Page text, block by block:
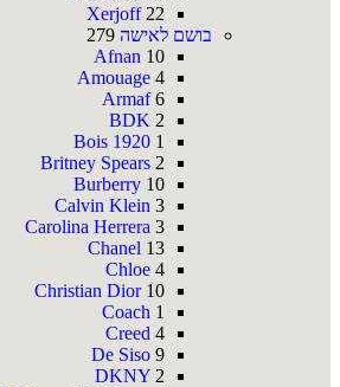
Xerjoff 22
בושם לאישה 279
Afnan 10
Amouage 4
Armaf 6
BDK 2
Bois 1920 1
Britney Spears 2
Burberry 10
Calvin Klein 3
Carolina Herrera 3
Chanel 13
Chloe 4
Christian Dior 10
Coach 1
Creed 4
De Siso 9
DKNY 2